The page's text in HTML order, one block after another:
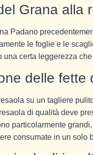
Grana alla
Padano
le foglie e le
una certa leggerezza
delle fette
su un tagliere
di qualità deve
particolarmente
consumate in un solo